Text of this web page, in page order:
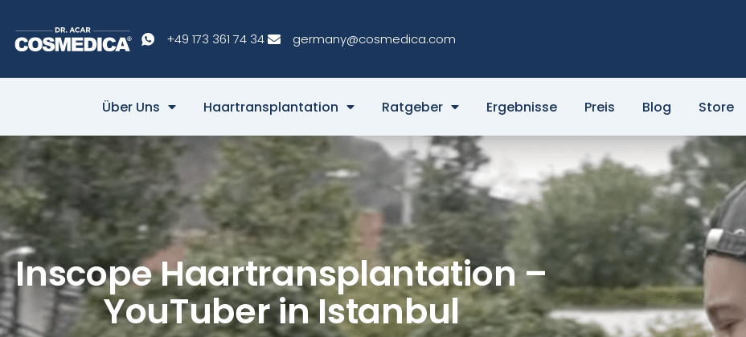
+49 173 361 74 34 germany@cosmedica.com
Über Uns Haartransplantation Ratgeber Ergebnisse Preis Blog Store
Inscope Haartransplantation –
YouTuber in Istanbul